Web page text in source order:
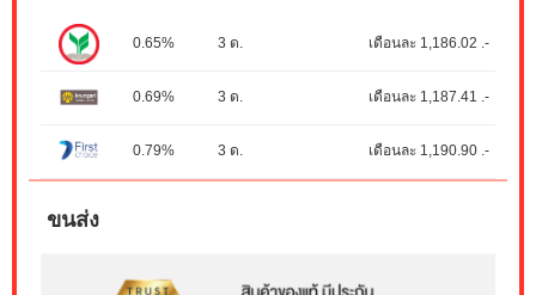
0.65% 3 ด. เดือนละ 1,186.02 .-
0.69% 3 ด. เดือนละ 1,187.41 .-
0.79% 3 ด. เดือนละ 1,190.90 .-
ขนส่ง